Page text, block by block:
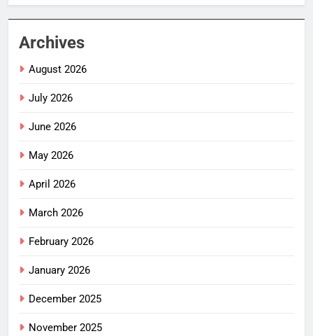
Archives
August 2026
July 2026
June 2026
May 2026
April 2026
March 2026
February 2026
January 2026
December 2025
November 2025